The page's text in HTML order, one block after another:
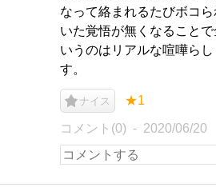
なって絡まれるたびボコ
いた覚悟が無くなること
いうのはリアルな喧嘩ら
す。
ナイス ★1
コメント(0) 2020/06/20